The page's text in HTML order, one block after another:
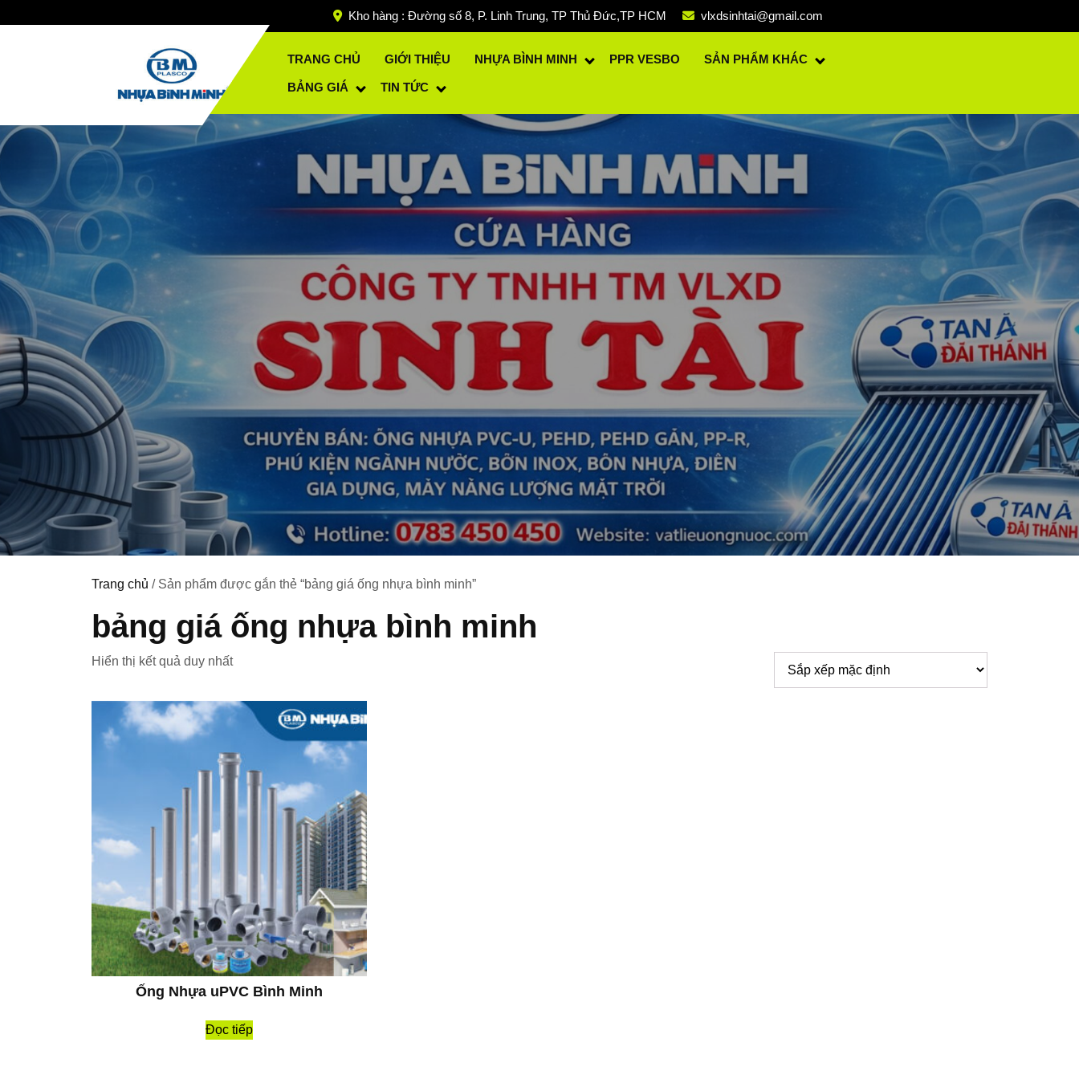
to
Kho hàng : Đường số 8, P. Linh Trung, TP Thủ Đức,TP HCM vlxdsinhtai@gmail.com
TRANG CHỦ GIỚI THIỆU NHỰA BÌNH MINH PPR VESBO SẢN PHẨM KHÁC
BẢNG GIÁ TIN TỨC
Trang chủ / Sản phẩm được gắn thẻ “bảng giá ống nhựa bình minh”
bảng giá ống nhựa bình minh
Hiển thị kết quả duy nhất
Ống Nhựa uPVC Bình Minh
Đọc tiếp